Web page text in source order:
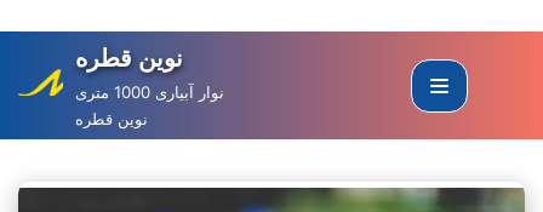
to
content
نوین قطره
نوار آبیاری 1000 متری
نوین قطره